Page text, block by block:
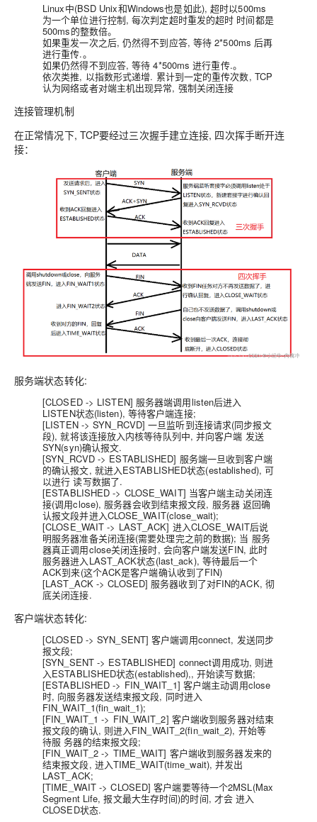
Linux中(BSD Unix和Windows也是如此), 超时以500ms
为一个单位进行控制, 每次判定超时重发的超时 时间都是
500ms的整数倍。
如果重发一次之后, 仍然得不到应答, 等待 2*500ms 后再
进行重传.。
如果仍然得不到应答, 等待 4*500ms 进行重传.。
依次类推, 以指数形式递增. 累计到一定的重传次数, TCP
认为网络或者对端主机出现异常, 强制关闭连接
连接管理机制
在正常情况下, TCP要经过三次握手建立连接, 四次挥手断开连
接：
服务端状态转化:
[CLOSED -> LISTEN] 服务器端调用listen后进入
LISTEN状态(listen), 等待客户端连接;
[LISTEN -> SYN_RCVD] 一旦监听到连接请求(同步报文
段), 就将该连接放入内核等待队列中, 并向客户端 发送
SYN(syn)确认报文.
[SYN_RCVD -> ESTABLISHED] 服务端一旦收到客户端
的确认报文, 就进入ESTABLISHED状态(established), 可
以进行 读写数据了.
[ESTABLISHED -> CLOSE_WAIT] 当客户端主动关闭连
接(调用close), 服务器会收到结束报文段, 服务器 返回确
认报文段并进入CLOSE_WAIT(close_wait);
[CLOSE_WAIT -> LAST_ACK] 进入CLOSE_WAIT后说
明服务器准备关闭连接(需要处理完之前的数据); 当 服务
器真正调用close关闭连接时, 会向客户端发送FIN, 此时
服务器进入 LAST_ACK状态(last_ack), 等待最后一个
ACK到来(这个ACK是客户端确认收到了FIN)
[LAST_ACK -> CLOSED] 服务器收到了对FIN的ACK, 彻
底关闭连接.
客户端状态转化:
[CLOSED -> SYN_SENT]客户端调用connect, 发送同步
报文段;
[SYN_SENT -> ESTABLISHED] connect调用成功, 则进
入ESTABLISHED状态(established),, 开始读写数据;
[ESTABLISHED -> FIN_WAIT_1] 客户端主动调用close
时, 向服务器发送结束报文段, 同时进入
FIN_WAIT_1(fin_wait_1);
[FIN_WAIT_1 -> FIN_WAIT_2] 客户端收到服务器对结束
报文段的确认, 则进入FIN_WAIT_2(fin_wait_2), 开始等
待服 务器的结束报文段;
[FIN_WAIT_2 -> TIME_WAIT] 客户端收到服务器发来的
结束报文段, 进入TIME_WAIT(time_wait), 并发出
LAST_ACK;
[TIME_WAIT -> CLOSED] 客户端要等待一个2MSL(Max
Segment Life, 报文最大生存时间)的时间, 才会 进入
CLOSED状态.